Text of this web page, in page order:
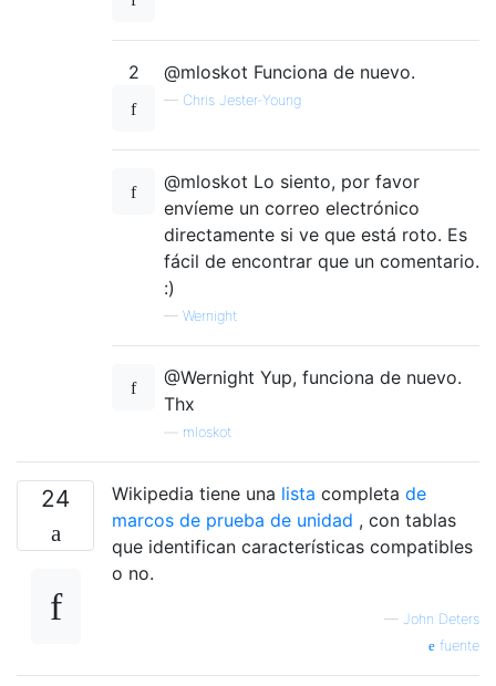
2 @mloskot Funciona de nuevo.
— Chris Jester-Young
@mloskot Lo siento, por favor
envíeme un correo electrónico
directamente si ve que está roto. Es
fácil de encontrar que un comentario.
:)
— Wernight
@Wernight Yup, funciona de nuevo.
Thx
mloskot
24 Wikipedia tiene una lista completa de
marcos de prueba de unidad , con tablas
que identifican características compatibles
o no.
— John Deters
fuente